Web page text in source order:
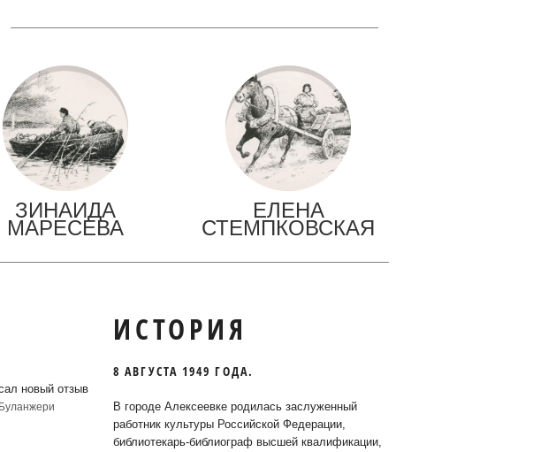
ЗИНАИДА
МАРЕСЕВА
ЕЛЕНА
СТЕМПКОВСКАЯ
новый отзыв
ИСТОРИЯ
8 АВГУСТА 1949 ГОДА.
В городе Алексеевке родилась заслуженный
работник культуры Российской Федерации,
библиотекарь-библиограф высшей квалификации,